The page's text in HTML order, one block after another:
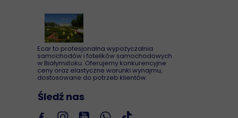
Ecar to profesjonalna wypożyczalnia
samochodów i fotelików samochodowych
w Białymstoku. Oferujemy konkurencyjne
ceny oraz elastyczne warunki wynajmu,
dostosowane do potrzeb klientów.
Śledź nas